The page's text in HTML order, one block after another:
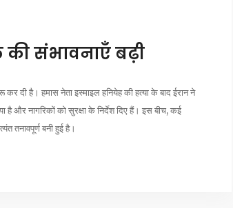
की संभावनाएँ बढ़ी
दी है। हमास नेता इस्माइल हनियेह की हत्या के बाद ईरान ने
और नागरिकों को सुरक्षा के निर्देश दिए हैं। इस बीच, कई
तनावपूर्ण बनी हुई है।